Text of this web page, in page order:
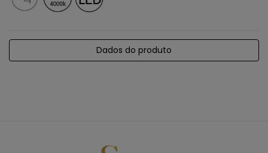
Dados do produto